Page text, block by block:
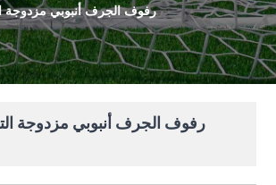
رفوف الجرف أنبوبي مزدوجة
رفوف الجرف أنبوبي مزدوجة